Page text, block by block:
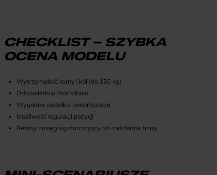
CHECKLIST – SZYBKA
OCENA MODELU
Wytrzymałość ramy i kół (do 150 kg)
Odpowiednia moc silnika
Wygodne siodełko i amortyzacja
Możliwość regulacji pozycji
Realny zasięg wystarczający na codzienne trasy